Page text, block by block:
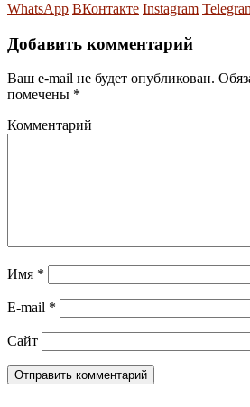
WhatsApp ВКонтакте Instagram
Добавить комментарий
Ваш e-mail не будет опубликован.
помечены *
Комментарий
Имя *
E-mail *
Сайт